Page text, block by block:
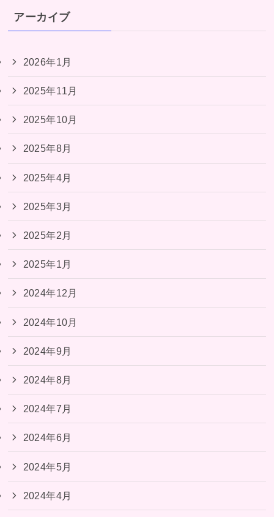
アーカイブ
2026年1月
2025年11月
2025年10月
2025年8月
2025年4月
2025年3月
2025年2月
2025年1月
2024年12月
2024年10月
2024年9月
2024年8月
2024年7月
2024年6月
2024年5月
2024年4月